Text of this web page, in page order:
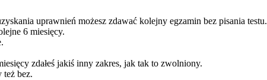
uprawnień możesz zdawać kolejny egzamin bez pisania testu.
6 miesięcy.
zdałeś jakiś inny zakres, jak tak to zwolniony.
też bez.